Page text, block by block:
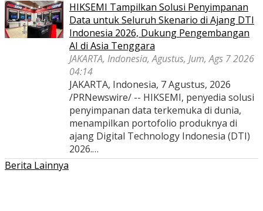
HIKSEMI Tampilkan Solusi Penyimpanan
Data untuk Seluruh Skenario di Ajang DTI
Indonesia 2026, Dukung Pengembangan
AI di Asia Tenggara
JAKARTA, Indonesia, Agustus, Jum, Ags 7 2026
04:14
JAKARTA, Indonesia, 7 Agustus, 2026
/PRNewswire/ -- HIKSEMI, penyedia solusi
penyimpanan data terkemuka di dunia,
menampilkan portofolio produknya di
ajang Digital Technology Indonesia (DTI)
2026.…
Berita Lainnya